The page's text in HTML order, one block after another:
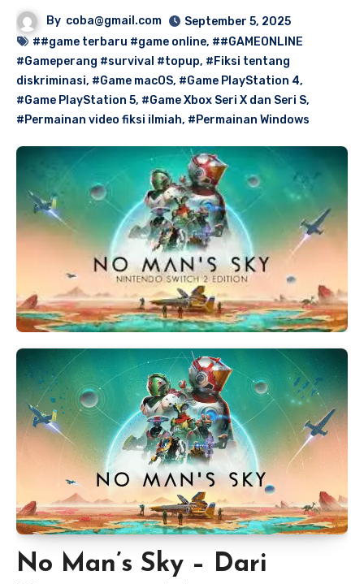
By coba@gmail.com
September 5, 2025
##game terbaru #game online, ##GAMEONLINE
#Gameperang #survival #topup, #Fiksi tentang
diskriminasi, #Game macOS, #Game PlayStation 4,
#Game PlayStation 5, #Game Xbox Seri X dan Seri S,
#Permainan video fiksi ilmiah, #Permainan Windows
No Man’s Sky – Dari